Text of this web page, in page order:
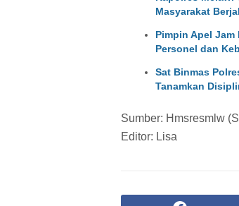
Masyarakat
Pimpin Apel
Personel dan
Sat Binmas
Tanamkan
Sumber: Hmsresmlw
Editor: Lisa